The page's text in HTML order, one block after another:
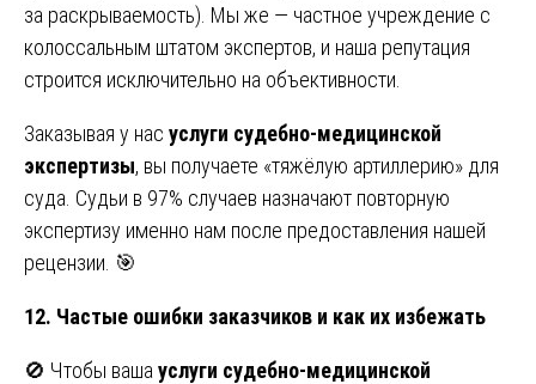
за раскрываемость). Мы же — частное учреждение с
колоссальным штатом экспертов, и наша репутация
строится исключительно на объективности.
Заказывая у нас услуги судебно-медицинской
экспертизы, вы получаете «тяжёлую артиллерию» для
суда. Судьи в 97% случаев назначают повторную
экспертизу именно нам после предоставления нашей
рецензии. 🎯
12. Частые ошибки заказчиков и как их избежать
🚫 Чтобы ваша услуги судебно-медицинской